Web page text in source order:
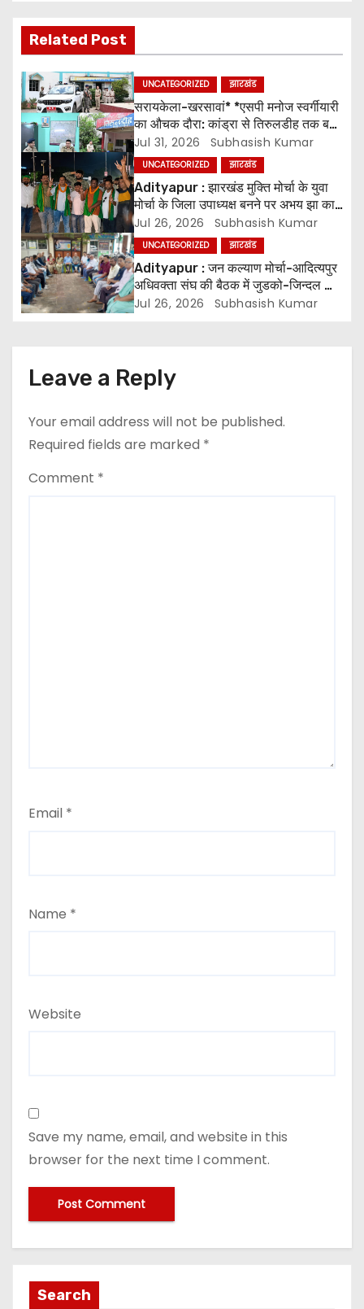
t
n
a
v
i
g
a
t
n
Related Post
UNCATEGORIZED झारखंड
सरायकेला-खरसावां* *एसपी मनोज स्वर्गीयारी
का औचक दौरा: कांड्रा से तिरुलडीह तक बज
गई हाजिरी* *”फाइल नहीं, फील्ड में काम दिखे”
– लंबित केस और वारंट पर ध्यान दिया जाए.
Jul 31, 2026 Subhasish Kumar
UNCATEGORIZED झारखंड
Adityapur : झारखंड मुक्ति मोर्चा के युवा
मोर्चा के जिला उपाध्यक्ष बनने पर अभय झा का
स्वागत
Jul 26, 2026 Subhasish Kumar
UNCATEGORIZED झारखंड
Adityapur : जन कल्याण मोर्चा-आदित्यपुर
अधिवक्ता संघ की बैठक में जुडको-जिन्दल की
वादाखिलाफी की निन्दा
Jul 26, 2026 Subhasish Kumar
Leave a Reply
Your email address will not be published.
Required fields are marked *
Comment *
Email *
Name *
Website
Save my name, email, and website in this
browser for the next time I comment.
Search